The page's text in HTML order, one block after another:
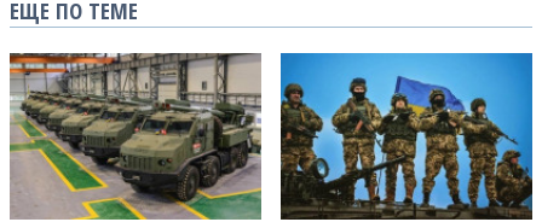
ЕЩЕ ПО ТЕМЕ